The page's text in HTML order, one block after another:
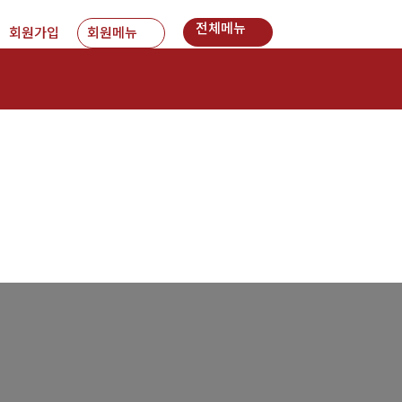
회원가입 회원메뉴 전체메뉴